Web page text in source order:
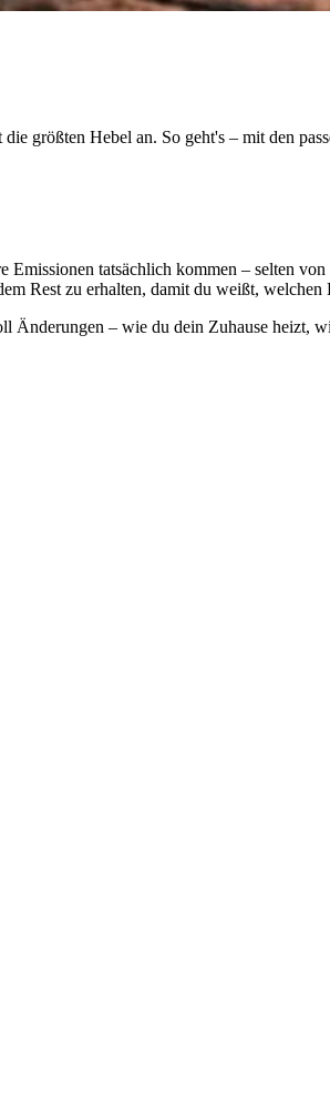
größten Hebel an. So geht's – mit den
tatsächlich kommen – selten
Rest zu erhalten, damit du weißt, welchen
– wie du dein Zuhause heizt,